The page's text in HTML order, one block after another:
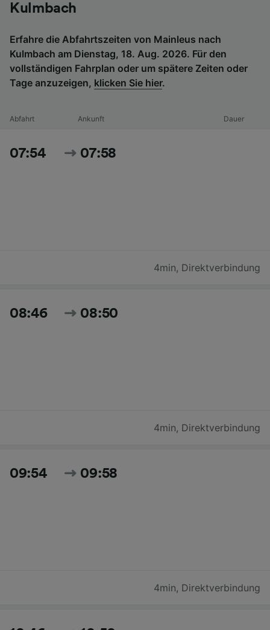
Kulmbach
Erfahre die Abfahrtszeiten von Mainleus nach
Kulmbach am Dienstag, 18. Aug. 2026. Für den
vollständigen Fahrplan oder um spätere Zeiten oder
Tage anzuzeigen, klicken Sie hier.
Abfahrt Ankunft Dauer
07:54 07:58
4min, Direktverbindung
08:46 08:50
4min, Direktverbindung
09:54 09:58
4min, Direktverbindung